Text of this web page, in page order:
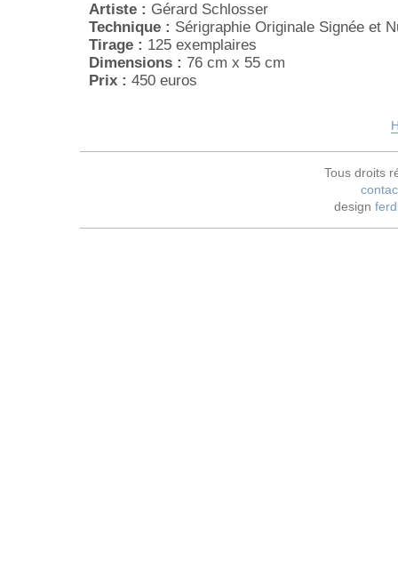
Artiste : Gérard Schlosser
Technique : Sérigraphie Originale Signée et
Tirage : 125 exemplaires
Dimensions : 76 cm x 55 cm
Prix : 450 euros
Tous droits
design